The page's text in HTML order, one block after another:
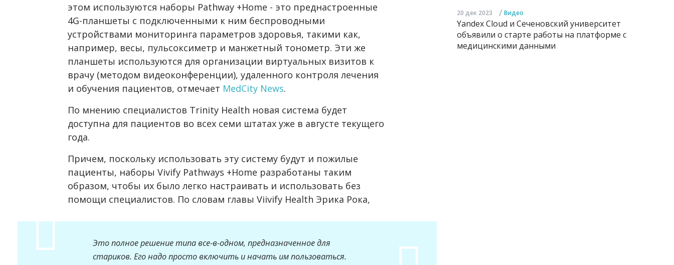
этом используются наборы Pathway +Home - это преднастроенные
4G-планшеты с подключенными к ним беспроводными
устройствами мониторинга параметров здоровья, такими как,
например, весы, пульсоксиметр и манжетный тонометр. Эти же
планшеты используются для организации виртуальных визитов к
врачу (методом видеоконференции), удаленного контроля лечения
и обучения пациентов, отмечает MedCity News.
По мнению специалистов Trinity Health новая система будет
доступна для пациентов во всех семи штатах уже в августе текущего
года.
Причем, поскольку использовать эту систему будут и пожилые
пациенты, наборы Vivify Pathways +Home разработаны таким
образом, чтобы их было легко настраивать и использовать без
помощи специалистов. По словам главы Viivify Health Эрика Рока,
Это полное решение типа все-в-одном, предназначенное для
стариков. Его надо просто включить и начать им пользоваться.
20 дек 2023 / Видео
Yandex Cloud и Сеченовский университет
объявили о старте работы на платформе с
медицинскими данными